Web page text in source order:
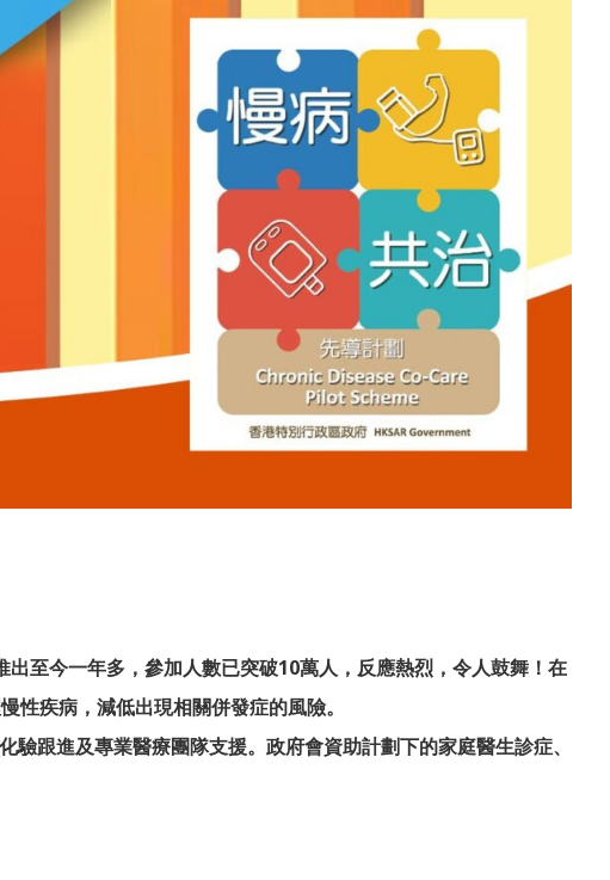
至今一年多，參加人數已突破10萬人，反應熱烈，令人鼓舞！在
疾病，減低出現相關併發症的風險。
跟進及專業醫療團隊支援。政府會資助計劃下的家庭醫生診症、